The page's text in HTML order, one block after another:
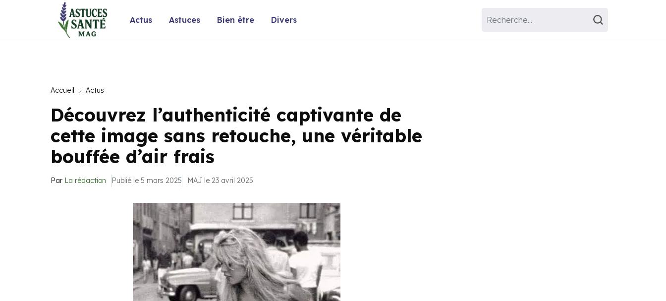
Actus Astuces Bien être Divers
Accueil Actus
Découvrez l’authenticité captivante de
cette image sans retouche, une véritable
bouffée d’air frais
Par La rédaction Publié le 5 mars 2025 MAJ le 23 avril 2025